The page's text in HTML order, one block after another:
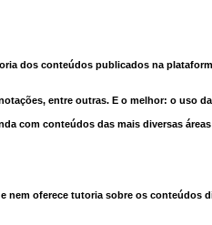
dos conteúdos publicados na
entre outras. E o melhor: o uso
com conteúdos das mais diversas
nem oferece tutoria sobre os conteúdos